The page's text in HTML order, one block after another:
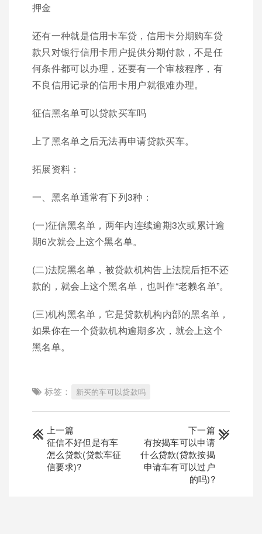
押金
还有一种就是信用卡车贷，信用卡分期购车贷
款只对银行信用卡用户提供分期付款，不是任
何条件都可以办理，还要有一个审核程序，有
不良信用记录的信用卡用户就很难办理。
征信黑名单可以贷款买车吗
上了黑名单之后无法再申请贷款买车。
拓展资料：
一、黑名单通常有下列3种：
(一)征信黑名单，两年内连续逾期3次或累计逾
期6次就会上这个黑名单。
(二)法院黑名单，被贷款机构告上法院后拒不还
款的，就会上这个黑名单，也叫作“老赖名单”。
(三)机构黑名单，它是贷款机构内部的黑名单，
如果你在一个贷款机构逾期多次，就会上这个
黑名单。
标签： 新买的车可以贷款吗
上一篇
征信不好但是有车
怎么贷款(贷款车征
信要求)?
下一篇
有按揭车可以申请
什么贷款(贷款按揭
申请车有可以过户
的吗)?